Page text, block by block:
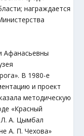
награждается
Афанасьевны
В 1980-е
и проект
методическую
«Красный
Л. А. Цымбал
А. П. Чехова»